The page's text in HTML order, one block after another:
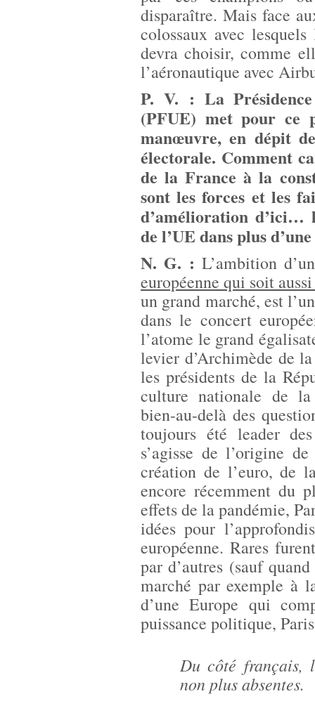
disparaître. Mais face
colossaux avec
devra choisir, comme
l’aéronautique avec
P. V. : La
(PFUE) met pour ce
manœuvre, en dépit
électorale. Comment
de la France à la
sont les forces et les
d’amélioration d’ici…
de l’UE dans plus
N. G. : L’ambition
européenne qui soit
un grand marché, est
dans le concert
l’atome le grand
levier d’Archimède de
les présidents de la
culture nationale de la
bien-au-delà des
toujours été leader
s’agisse de l’origine
création de l’euro, de
encore récemment du
effets de la pandémie,
idées pour
européenne. Rares
par d’autres (sauf
marché par exemple à
d’une Europe qui
puissance politique,
Du côté français,
non plus absentes.